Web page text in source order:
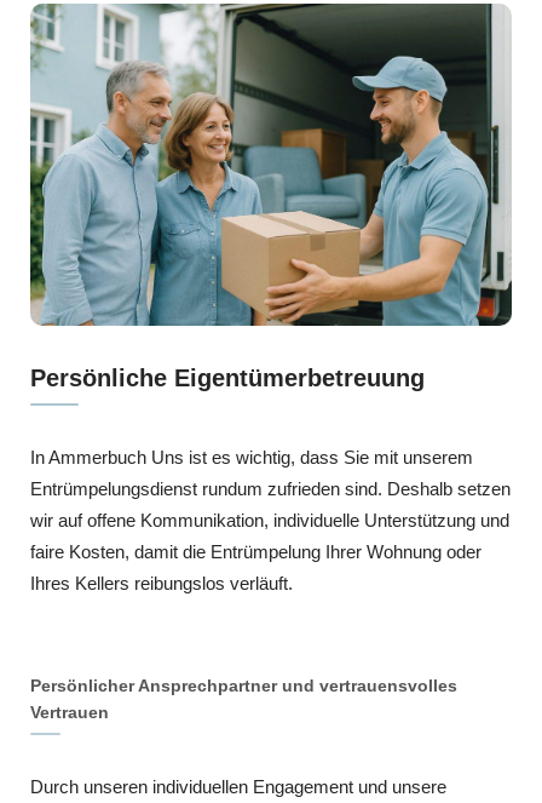
Persönliche Eigentümerbetreuung
In Ammerbuch Uns ist es wichtig, dass Sie mit unserem
Entrümpelungsdienst rundum zufrieden sind. Deshalb setzen
wir auf offene Kommunikation, individuelle Unterstützung und
faire Kosten, damit die Entrümpelung Ihrer Wohnung oder
Ihres Kellers reibungslos verläuft.
Persönlicher Ansprechpartner und vertrauensvolles
Vertrauen
Durch unseren individuellen Engagement und unsere